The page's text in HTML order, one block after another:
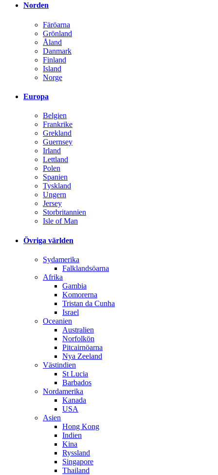
Norden
Färöarna
Grönland
Åland
Danmark
Finland
Island
Norge
Europa
Belgien
Frankrike
Grekland
Guernsey
Irland
Lettland
Polen
Spanien
Tyskland
Ungern
Jersey
Storbritannien
Isle of Man
Övriga världen
Sydamerika
Falklandsöarna
Afrika
Gambia
Komorerna
Tristan da Cunha
Israel
Oceanien
Australien
Norfolkön
Pitcairnöarna
Nya Zeeland
Västindien
St Lucia
Barbados
Nordamerika
Kanada
USA
Asien
Hong Kong
Indien
Kina
Ryssland
Singapore
Thailand